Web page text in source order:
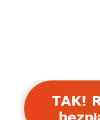
TAK!